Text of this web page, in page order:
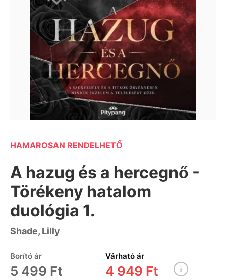
HAMAROSAN RENDELHETŐ
A hazug és a hercegnő -
Törékeny hatalom
duológia 1.
Shade, Lilly
Borító ár
5 499 Ft
Várható ár
4 949 Ft